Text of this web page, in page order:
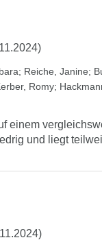
; Reiche, Janine;
Romy;
einem
und liegt